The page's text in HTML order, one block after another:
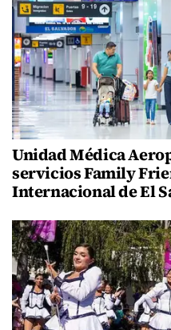
Unidad Médica
servicios Family
Internacional de El